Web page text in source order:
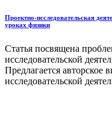
Проектно-исследовательская
уроках физики
Статья посвящена
исследовательской
Предлагается авторское
исследовательской